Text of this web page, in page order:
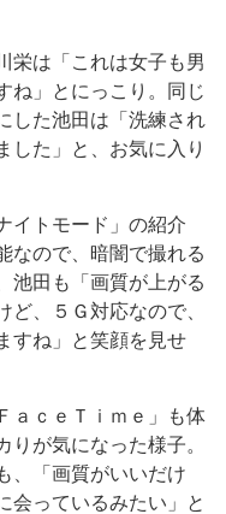
栄は「これは女子も男
ね」とにっこり。同じ
した池田は「洗練され
した」と、お気に入り
イトモード」の紹介
なので、暗闇で撮れる
池田も「画質が上がる
ど、５Ｇ対応なので、
すね」と笑顔を見せ
ａｃｅＴｉｍｅ」も体
が気になった様子。
、「画質がいいだけ
会っているみたい」と